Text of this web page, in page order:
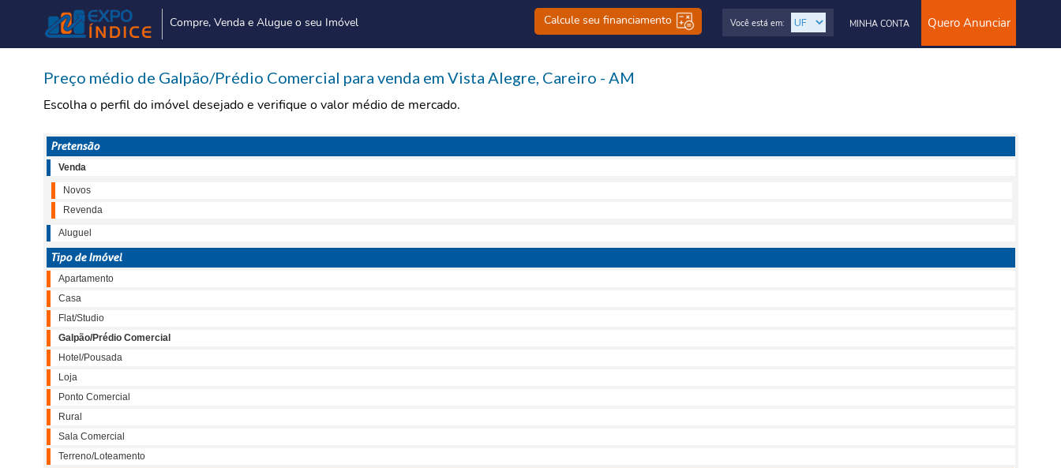
Compre, Venda e Alugue o seu Imóvel Calcule seu financiamento Quero Anunciar
MINHA CONTA
Você está em:
Preço médio de Galpão/Prédio Comercial para venda em Vista Alegre, Careiro - AM
Escolha o perfil do imóvel desejado e verifique o valor médio de mercado.
Pretensão
Venda
Novos
Revenda
Aluguel
Tipo de Imóvel
Apartamento
Casa
Flat/Studio
Galpão/Prédio Comercial
Hotel/Pousada
Loja
Ponto Comercial
Rural
Sala Comercial
Terreno/Loteamento